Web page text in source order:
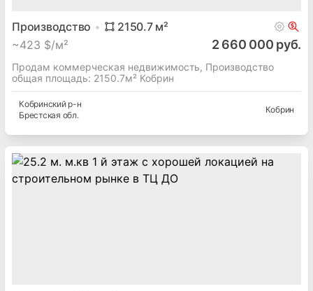
Производство 2150.7м²
~423 $/м² 2 660 000 руб.
Продам коммерческая недвижимость, Производство
общая площадь: 2150.7м² Кобрин
Кобринский р-н
Брестская обл.
Кобрин